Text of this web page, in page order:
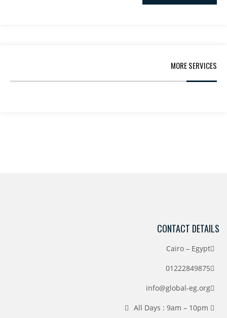
MORE SERVICES
CONTACT DETAILS
Cairo – Egypt
01222849875
info@global-eg.org